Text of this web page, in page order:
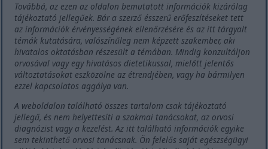
Továbbá, az ezen az oldalon bemutatott információk kizárólag
tájékoztató jellegűek. Bár a szerző ésszerű erőfeszítéseket tett
az információk érvényességének ellenőrzésére és az itt tárgyalt
témák kutatására, valószínűleg nem képzett szakember, aki
hivatalos oktatásban részesült a témában. Mindig konzultáljon
orvosával vagy egy hivatásos dietetikussal, mielőtt jelentős
változtatásokat eszközölne az étrendjében, vagy ha bármilyen
ezzel kapcsolatos aggálya van.
A weboldalon található összes tartalom csak tájékoztató
jellegű, és nem helyettesíti a szakmai tanácsokat, az orvosi
diagnózist vagy a kezelést. Az itt található információk egyike
sem tekinthető orvosi tanácsnak. Ön felelős saját egészségügyi